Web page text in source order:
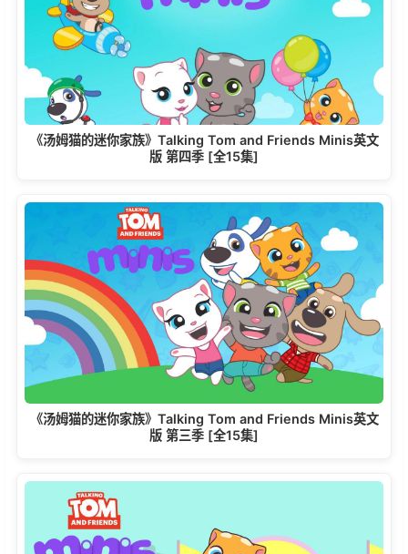
《汤姆猫的迷你家族》Talking Tom and Friends Minis英文
版 第四季 [全15集]
《汤姆猫的迷你家族》Talking Tom and Friends Minis英文
版 第三季 [全15集]